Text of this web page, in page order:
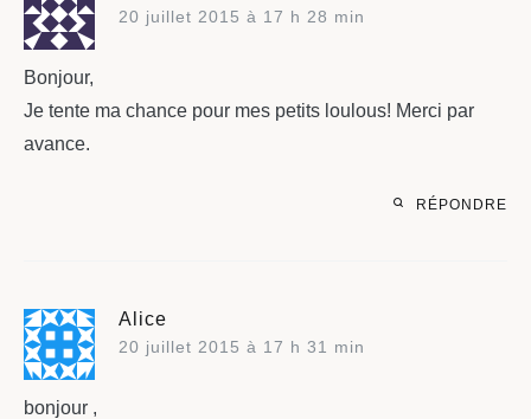
20 juillet 2015 à 17 h 28 min
Bonjour,
Je tente ma chance pour mes petits loulous! Merci par
avance.
RÉPONDRE
Alice
20 juillet 2015 à 17 h 31 min
bonjour ,